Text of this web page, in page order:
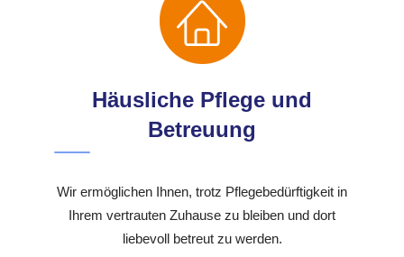
Häusliche Pflege und
Betreuung
Wir ermöglichen Ihnen, trotz Pflegebedürftigkeit in
Ihrem vertrauten Zuhause zu bleiben und dort
liebevoll betreut zu werden.